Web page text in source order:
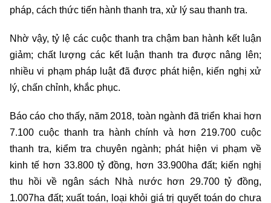
pháp, cách thức tiến hành thanh tra, xử lý sau thanh tra.
Nhờ vậy, tỷ lệ các cuộc thanh tra chậm ban hành kết luận
giảm; chất lượng các kết luận thanh tra được nâng lên;
nhiều vi phạm pháp luật đã được phát hiện, kiến nghị xử
lý, chấn chỉnh, khắc phục.
Báo cáo cho thấy, năm 2018, toàn ngành đã triển khai hơn
7.100 cuộc thanh tra hành chính và hơn 219.700 cuộc
thanh tra, kiểm tra chuyên ngành; phát hiện vi phạm về
kinh tế hơn 33.800 tỷ đồng, hơn 33.900ha đất; kiến nghị
thu hồi về ngân sách Nhà nước hơn 29.700 tỷ đồng,
1.007ha đất; xuất toán, loại khỏi giá trị quyết toán do chưa